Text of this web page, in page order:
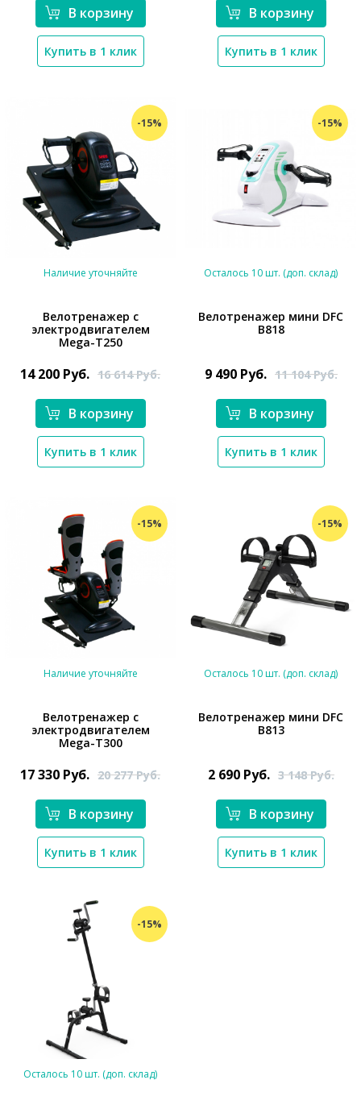
В корзину
Купить в 1 клик
В корзину
Купить в 1 клик
-15%
*}
Наличие уточняйте
Велотренажер с
электродвигателем
Mega-T250
14 200 Руб. 16 614Руб.
В корзину
Купить в 1 клик
-15%
*}
Осталось 10 шт. (доп. склад)
Велотренажер мини DFC
B818
9 490 Руб. 11 104Руб.
В корзину
Купить в 1 клик
-15%
*}
Наличие уточняйте
Велотренажер с
электродвигателем
Mega-T300
17 330 Руб. 20 277Руб.
В корзину
Купить в 1 клик
-15%
Осталось 10 шт. (доп. склад)
Велотренажер мини DFC
B813
2 690 Руб. 3 148Руб.
В корзину
Купить в 1 клик
-15%
Осталось 10 шт. (доп. склад)